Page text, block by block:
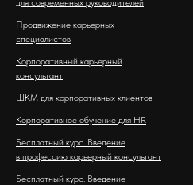
Продвижение карьерных
специалистов
Корпоративный карьерный
консультант
ШКМ для корпоративных клиентов
Корпоративное обучение для HR
Бесплатный курс. Введение
в профессию карьерный консультант
Бесплатный курс. Введение